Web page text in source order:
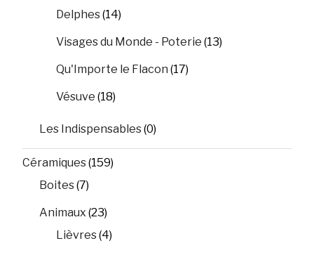
Delphes(14)
Visages du Monde - Poterie (13)
Qu'Importe le Flacon (17)
Vésuve (18)
Les Indispensables(0)
Céramiques(159)
Boites(7)
Animaux (23)
Lièvres(4)